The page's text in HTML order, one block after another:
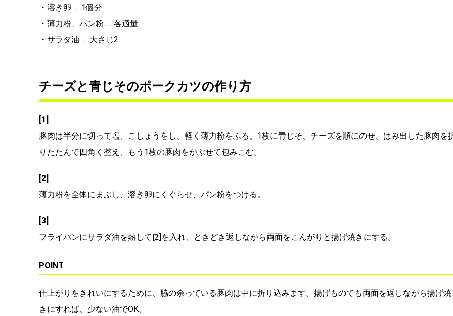
・溶き卵……1個分
・薄力粉、パン粉……各適量
・サラダ油……大さじ2
チーズと青じそのポークカツの作り方
[1]
豚肉は半分に切って塩、こしょうをし、軽く薄力粉をふる。1枚に青じそ、チーズを順にのせ、はみ出した豚肉を
りたたんで四角く整え、もう1枚の豚肉をかぶせて包みこむ。
[2]
薄力粉を全体にまぶし、溶き卵にくぐらせ、パン粉をつける。
[3]
フライパンにサラダ油を熱して[2 を入れ、ときどき返しながら両面をこんがりと揚げ焼きにする。
POINT
仕上がりをきれいにするために、脇の余っている豚肉は中に折り込みます。揚げものでも両面を返しながら揚げ焼
きにすれば、少ない油でOK。